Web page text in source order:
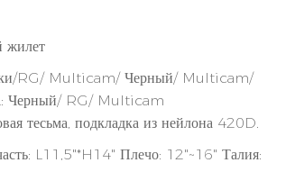
жилет
RG/ Multicam/ Черный/ Multicam/
Черный/ RG/ Multicam
тесьма, подкладка из нейлона 420D.
L11,5"*H14" Плечо: 12"~16" Талия: